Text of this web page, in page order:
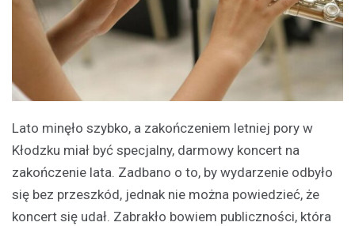
Lato minęło szybko, a zakończeniem letniej pory w
Kłodzku miał być specjalny, darmowy koncert na
zakończenie lata. Zadbano o to, by wydarzenie odbyło
się bez przeszkód, jednak nie można powiedzieć, że
koncert się udał. Zabrakło bowiem publiczności, która